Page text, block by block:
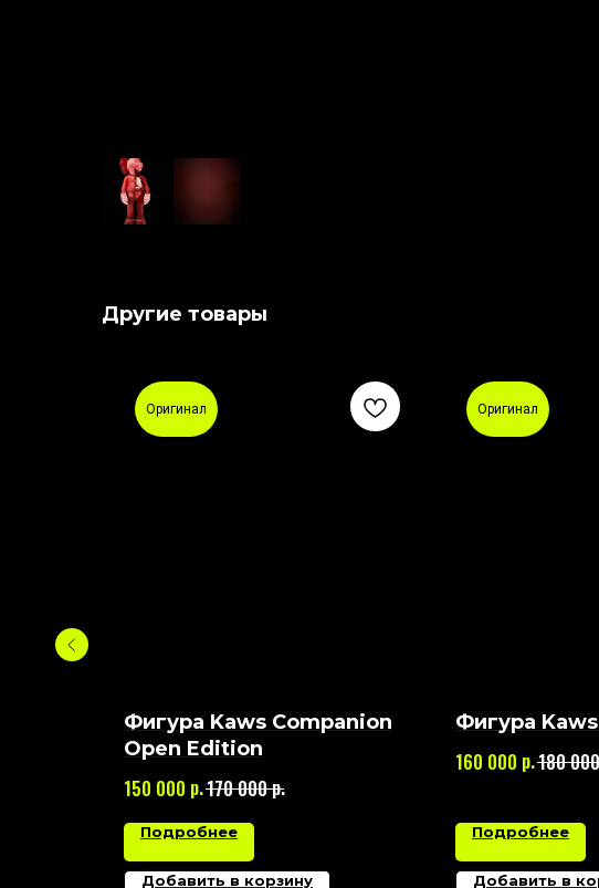
Другие товары
Оригинал
Фигура Kaws Companion
Open Edition
150 000 р.170 000р.
Подробнее
Добавить в корзину
Оригинал
Фигура
160 000 р.180 000
Подробнее
Добавить в